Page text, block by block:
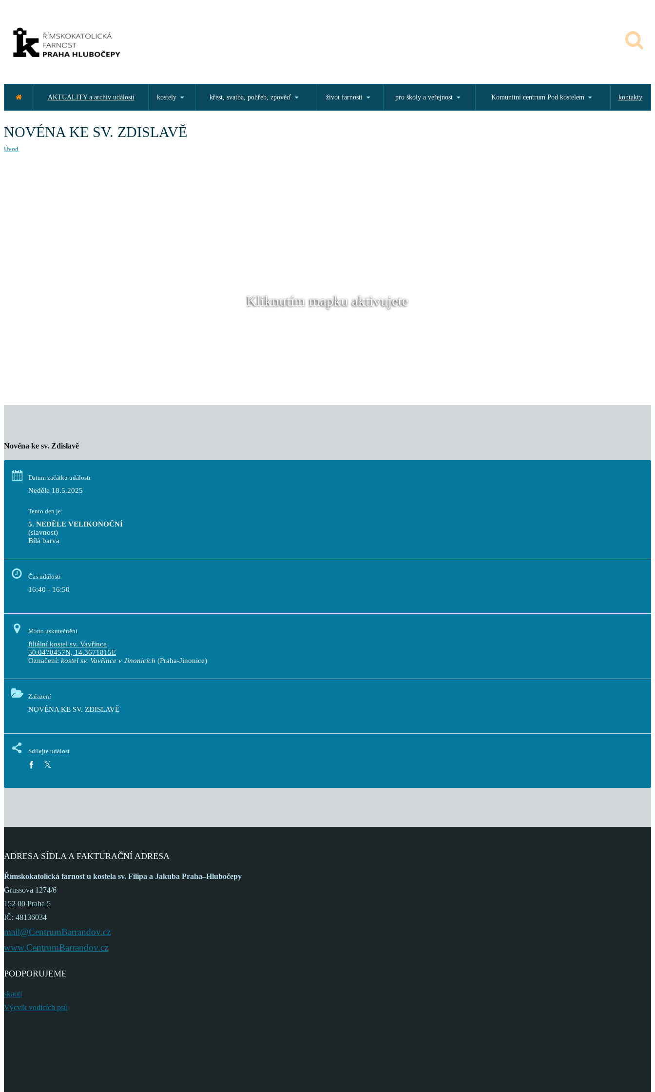
AKTUALITY a archiv událostí kostely křest, svatba, pohřeb, zpověď život farnosti pro školy a veřejnost Komunitní centrum Pod kostelem kontakty
NOVÉNA KE SV. ZDISLAVĚ
Úvod
Kliknutím mapku aktivujete
Novéna ke sv. Zdislavě
Datum začátku události
Neděle 18.5.2025
Tento den je:
5. NEDĚLE VELIKONOČNÍ
(slavnost)
Bílá barva
Čas události
16:40 - 16:50
Místo uskutečnění
filiální kostel sv. Vavřince
50.0478457N, 14.3671815E
Označení: kostel sv. Vavřince v Jinonicích (Praha-Jinonice)
Zařazení
NOVÉNA KE SV. ZDISLAVĚ
Sdílejte událost
ADRESA SÍDLA A FAKTURAČNÍ ADRESA
Římskokatolická farnost u kostela sv. Filipa a Jakuba Praha–Hlubočepy
Grussova 1274/6
152 00 Praha 5
IČ: 48136034
mail@CentrumBarrandov.cz
www.CentrumBarrandov.cz
PODPORUJEME
skauti
Výcvik vodicích psů